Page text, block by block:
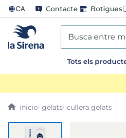
CA Contacte Botigues
Busca entre
Tots els
gelats cullera gelats